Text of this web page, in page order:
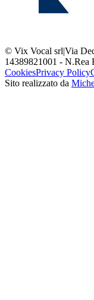
© Vix Vocal srl|Via
14389821001 - N.Rea
CookiesPrivacy Policy
Sito realizzato da